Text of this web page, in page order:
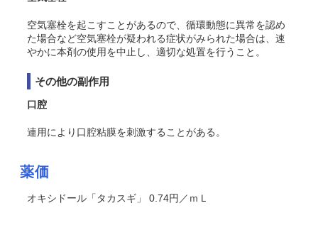
空気塞栓を起こすことがあるので、循環動態に異常を認め
た場合など空気塞栓が疑われる症状がみられた場合は、速
やかに本剤の使用を中止し、適切な処置を行うこと。
その他の副作用
口腔
連用により口腔粘膜を刺激することがある。
薬価
オキシドール「タカスギ」 0.74円／ｍＬ